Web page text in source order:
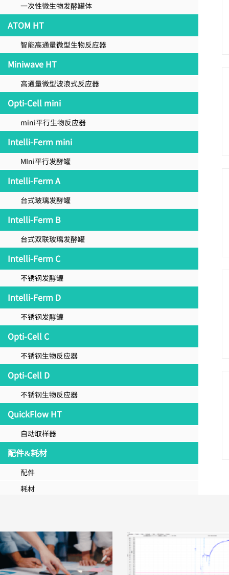
一次性微生物发酵罐体
ATOM HT
智能高通量微型生物反应器
Miniwave HT
高通量微型波浪式反应器
Opti-Cell mini
mini平行生物反应器
Intelli-Ferm mini
MIni平行发酵罐
Intelli-Ferm A
台式玻璃发酵罐
Intelli-Ferm B
台式双联玻璃发酵罐
Intelli-Ferm C
不锈钢发酵罐
Intelli-Ferm D
不锈钢发酵罐
Opti-Cell C
不锈钢生物反应器
Opti-Cell D
不锈钢生物反应器
QuickFlow HT
自动取样器
配件&耗材
配件
耗材